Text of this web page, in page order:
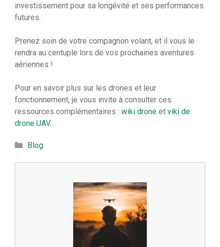
investissement pour sa longévité et ses performances
futures.
Prenez soin de votre compagnon volant, et il vous le
rendra au centuple lors de vos prochaines aventures
aériennes !
Pour en savoir plus sur les drones et leur
fonctionnement, je vous invite à consulter ces
ressources complémentaires : wiki drone et viki de
drone UAV.
Catégories
Blog